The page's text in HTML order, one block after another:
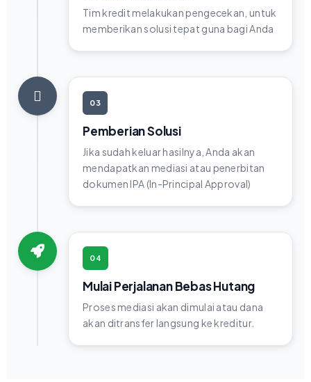
Tim kredit melakukan pengecekan, untuk
memberikan solusi tepat guna bagi Anda
03
Pemberian Solusi
Jika sudah keluar hasilnya, Anda akan
mendapatkan mediasi atau penerbitan
dokumen IPA (In-Principal Approval)
04
Mulai Perjalanan Bebas Hutang
Proses mediasi akan dimulai atau dana
akan ditransfer langsung ke kreditur.